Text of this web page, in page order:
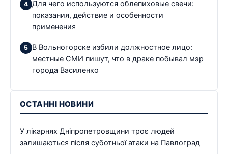
Для чего используются облепиховые свечи:
показания, действие и особенности
применения
В Вольногорске избили должностное лицо:
местные СМИ пишут, что в драке побывал мэр
города Василенко
ОСТАННІ НОВИНИ
У лікарнях Дніпропетровщини троє людей
залишаються після суботньої атаки на Павлоград